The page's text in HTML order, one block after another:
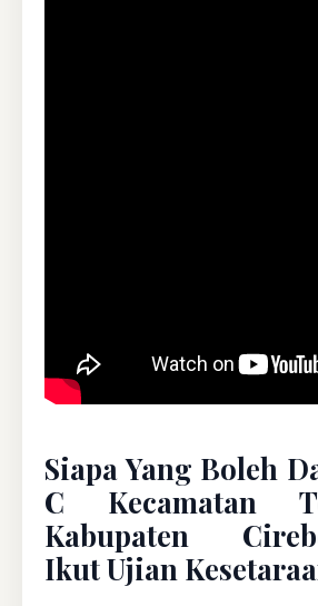
Siapa Yang Boleh
C Kecamatan
Kabupaten
Ikut Ujian